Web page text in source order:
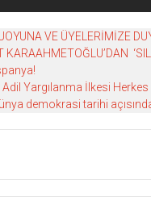
VE ÜYELERİMİZE
KARAAHMETOĞLU’DAN
Yargılanma İlkesi
demokrasi tarihi